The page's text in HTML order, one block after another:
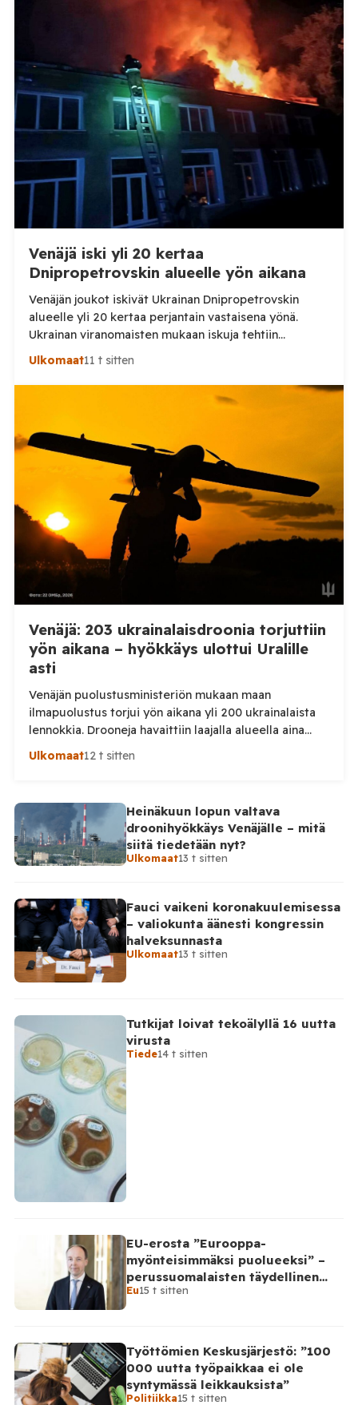
TV:lle tarkempia tietoja Suomen ensimmäisestä
afrikkalaisen sikaruton tapauksesta sekä
eläintautitietojen vaihdosta […]
Venäjä iski yli 20 kertaa
Dnipropetrovskin alueelle yön aikana
Venäjän joukot iskivät Ukrainan Dnipropetrovskin
alueelle yli 20 kertaa perjantain vastaisena yönä.
Ukrainan viranomaisten mukaan iskuja tehtiin
drooneilla ja tykistöllä viidelle eri alueelle.
alueellisen sotilashallinnon johtaja Oleksandr Hanzha
kertoi perjantaiaamuna 7. elokuuta julkaisemassaan
hyökkäsivät yön aikana yli 20 kertaa viidelle alueelle.
Nikopolin alueella iskuja kohdistui Nikopolin
kaupunkiin sekä […]
Ulkomaat11 t sitten
Venäjä: 203 ukrainalaisdroonia torjuttiin
yön aikana – hyökkäys ulottui Uralille
asti
Venäjän puolustusministeriön mukaan maan
ilmapuolustus torjui yön aikana yli 200 ukrainalaista
lennokkia. Drooneja havaittiin laajalla alueella aina
Uralille asti. Venäjän puolustusministeriön virallisen
miehittämätöntä ilma-alusta torstai-illan 6. elokuuta
ja perjantaiaamun 7. elokuuta välisenä aikana.
Ministeriön ilmoitus koskee aikaväliä kello 20–08
Moskovan aikaa. Ministeriön mukaan drooneja
torjuttiin […]
Ulkomaat12 t sitten
Heinäkuun lopun valtava
droonihyökkäys Venäjälle – mitä
siitä tiedetään nyt?
Ulkomaat13 t sitten
Fauci vaikeni koronakuulemisessa
– valiokunta äänesti kongressin
halveksunnasta
Ulkomaat13 t sitten
Tutkijat loivat tekoälyllä 16 uutta
virusta
Tiede14 t sitten
EU-erosta ”Eurooppa-
myönteisimmäksi puolueeksi” –
perussuomalaisten täydellinen
takinkääntö
Eu15 t sitten
Työttömien Keskusjärjestö: ”100
000 uutta työpaikkaa ei ole
syntymässä leikkauksista”
Politiikka15 t sitten